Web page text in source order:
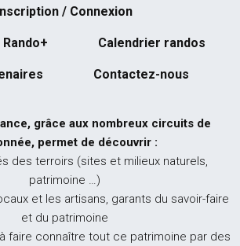
Inscription / Connexion
Calendrier randos
Contactez-nous
grâce aux nombreux circuits de
permet de découvrir :
des terroirs (sites et milieux naturels,
patrimoine …)
et les artisans, garants du savoir-faire
et du patrimoine
faire connaître tout ce patrimoine par des